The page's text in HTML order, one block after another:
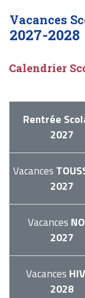
Vacances
2027-2028
Calendrier
Rentrée
2027
Vacances
2027
Vacances
2027
Vacances
2028